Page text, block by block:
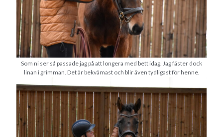
Som ni ser så passade jag på att longera med bett idag. Jag fäster dock
linan i grimman. Det är bekvämast och blir även tydligast för henne.